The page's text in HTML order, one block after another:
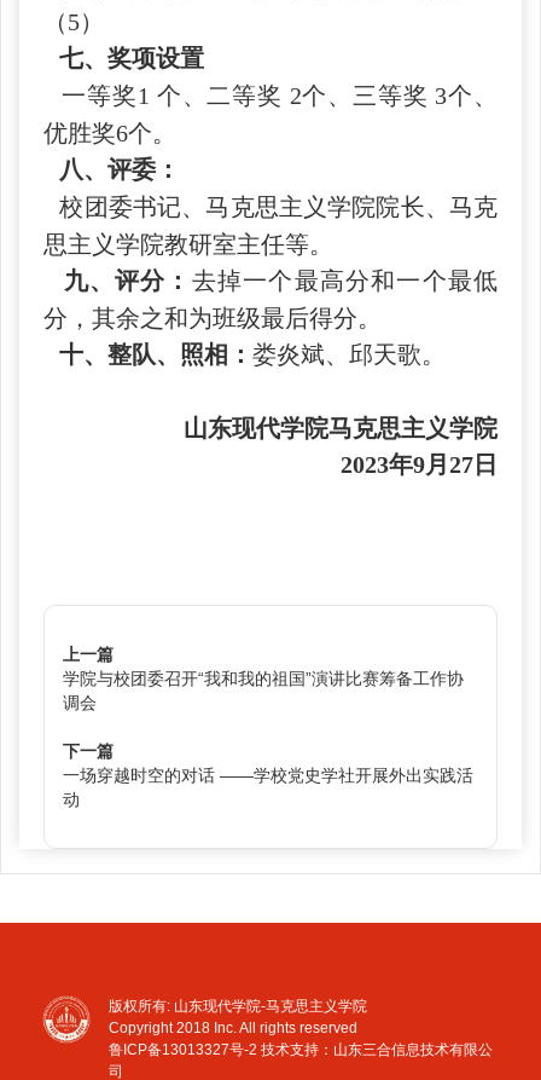
（5）
七、奖项设置
一等奖1 个、二等奖 2个、三等奖 3个、
优胜奖6个。
八、评委：
校团委书记、马克思主义学院院长、马克
思主义学院教研室主任等。
九、评分： 去掉一个最高分和一个最低
分，其余之和为班级最后得分。
十、整队、照相： 娄炎斌、邱天歌。
山东现代学院马克思主义学院
2023年9月27日
上一篇
学院与校团委召开“我和我的祖国”演讲比赛筹备工作协
调会
下一篇
一场穿越时空的对话 ——学校党史学社开展外出实践活
动
版权所有: 山东现代学院-马克思主义学院
Copyright 2018 Inc. All rights reserved
鲁ICP备13013327号-2 技术支持：山东三合信息技术有限公
司